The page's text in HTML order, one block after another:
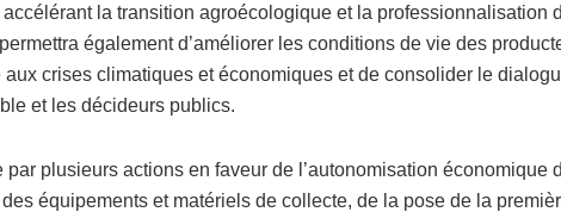
la transition agroécologique et la professionnalisation
également d’améliorer les conditions de vie des
crises climatiques et économiques et de consolider le
et les décideurs publics.
par plusieurs actions en faveur de l’autonomisation économique
équipements et matériels de collecte, de la pose de la